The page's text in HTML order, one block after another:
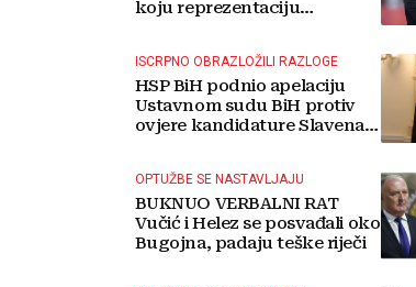
koju reprezentaciju
ISCRPNO OBRAZLOŽILI RAZLOGE
HSP BiH podnio apelaciju
Ustavnom sudu BiH protiv
ovjere kandidature Slavena
OPTUŽBE SE NASTAVLJAJU
BUKNUO VERBALNI RAT
Vučić i Helez se posvađali oko
Bugojna, padaju teške riječi